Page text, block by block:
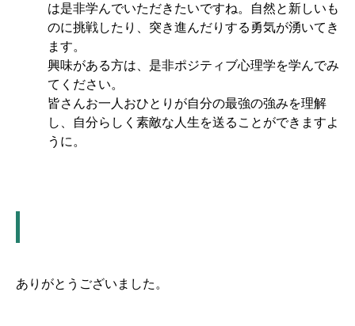
は是非学んでいただきたいですね。自然と新しいも
のに挑戦したり、突き進んだりする勇気が湧いてき
ます。
興味がある方は、是非ポジティブ心理学を学んでみ
てください。
皆さんお一人おひとりが自分の最強の強みを理解
し、自分らしく素敵な人生を送ることができますよ
うに。
ありがとうございました。